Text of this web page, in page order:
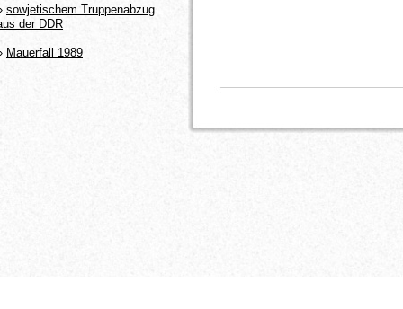
sowjetischem Truppenabzug
der DDR
Mauerfall 1989